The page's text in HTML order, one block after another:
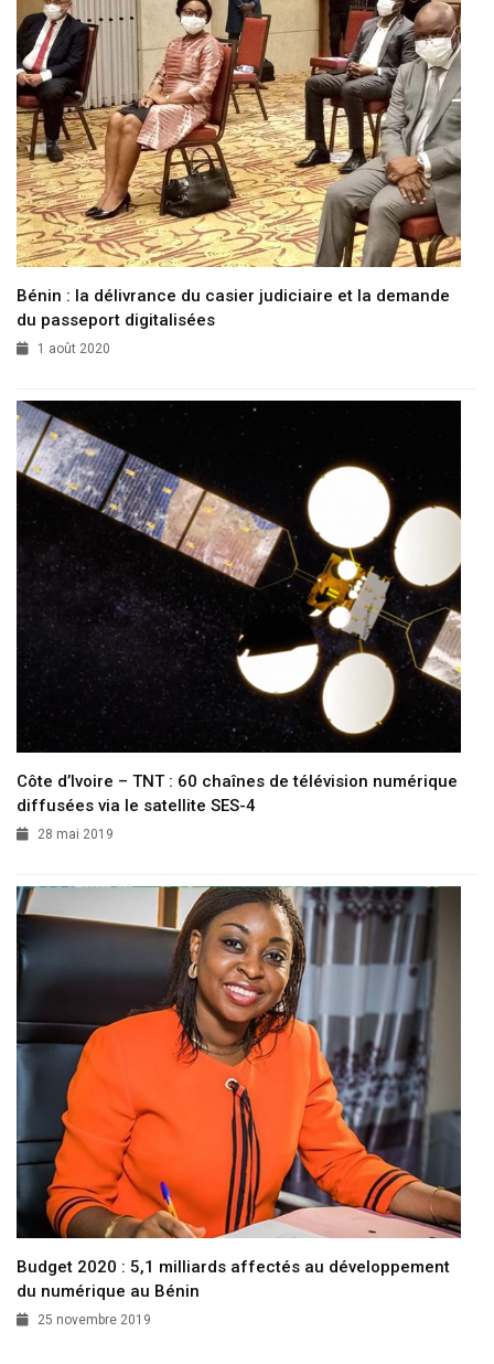
Bénin : la délivrance du casier judiciaire et la demande
du passeport digitalisées
1 août 2020
Côte d’Ivoire – TNT : 60 chaînes de télévision numérique
diffusées via le satellite SES-4
28 mai 2019
Budget 2020 : 5,1 milliards affectés au développement
du numérique au Bénin
25 novembre 2019